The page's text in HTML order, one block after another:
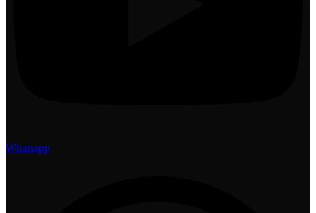
Whatsapp